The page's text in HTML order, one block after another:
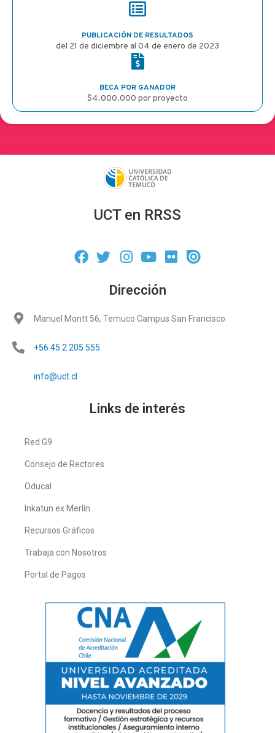
PUBLICACIÓN DE RESULTADOS
del 21 de diciembre al 04 de enero de 2023
BECA POR GANADOR
$4.000.000 por proyecto
UCT en RRSS
Dirección
Manuel Montt 56, Temuco Campus San Francisco
+56 45 2 205 555
info@uct.cl
Links de interés
Red G9
Consejo de Rectores
Oducal
Inkatun ex Merlín
Recursos Gráficos
Trabaja con Nosotros
Portal de Pagos